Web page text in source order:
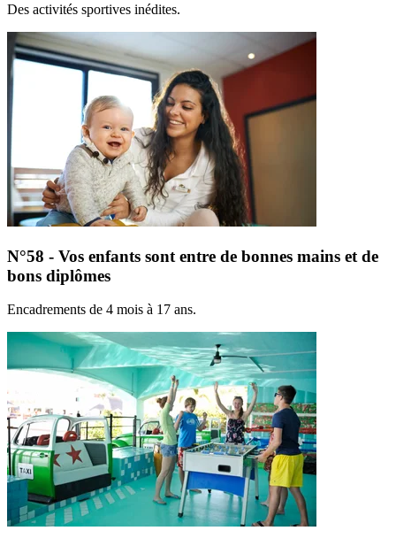
Des activités sportives inédites.
N°58 - Vos enfants sont entre de bonnes mains et de
bons diplômes
Encadrements de 4 mois à 17 ans.